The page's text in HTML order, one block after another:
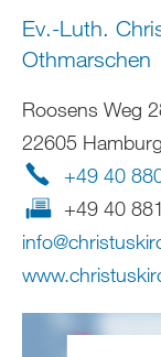
Ev.-Luth.
Othmarschen
Roosens Weg
22605 Hamburg
+49 40
+49 40
info@